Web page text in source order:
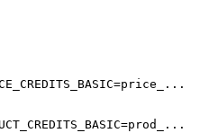
=price_...
=prod_...